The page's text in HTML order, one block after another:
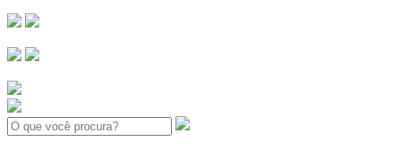
Search: